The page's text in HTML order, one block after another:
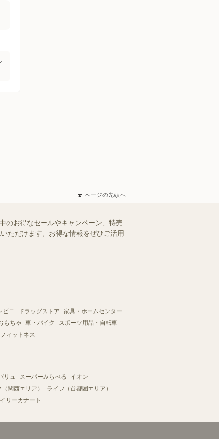
ページの先頭へ
のお得なセールやキャンペーン、特売
ただけます。お得な情報をぜひご活用
ビニ ドラッグストア
家具・ホームセンター
もちゃ
車・バイク
スポーツ用品・自転車
ィットネス
リュ スーパーみらべる
イオン
関西エリア）
ライフ（首都圏エリア）
リーカナート